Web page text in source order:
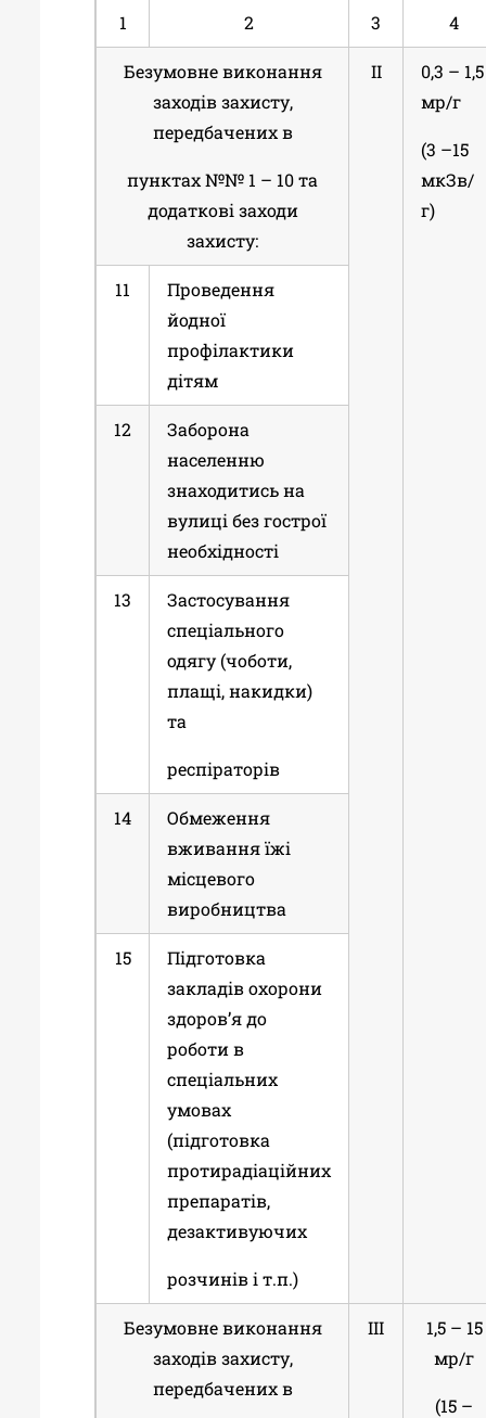
1 2 3 4
Безумовне виконання
заходів захисту,
передбачених в
пунктах №№ 1 – 10 та
додаткові заходи
захисту:
ІІ
0,3 – 1,5
мр/г
(3 –15
мкЗв/
г)
11
Проведення
йодної
профілактики
дітям
12
Заборона
населенню
знаходитись на
вулиці без гострої
необхідності
13
Застосування
спеціального
одягу (чоботи,
плащі, накидки)
та
респіраторів
14
Обмеження
вживання їжі
місцевого
виробництва
15
Підготовка
закладів охорони
здоров’я до
роботи в
спеціальних
умовах
(підготовка
протирадіаційних
препаратів,
дезактивуючих
розчинів і т.п.)
Безумовне виконання
заходів захисту,
передбачених в
ІІІ
1,5 – 15
мр/г
(15 –